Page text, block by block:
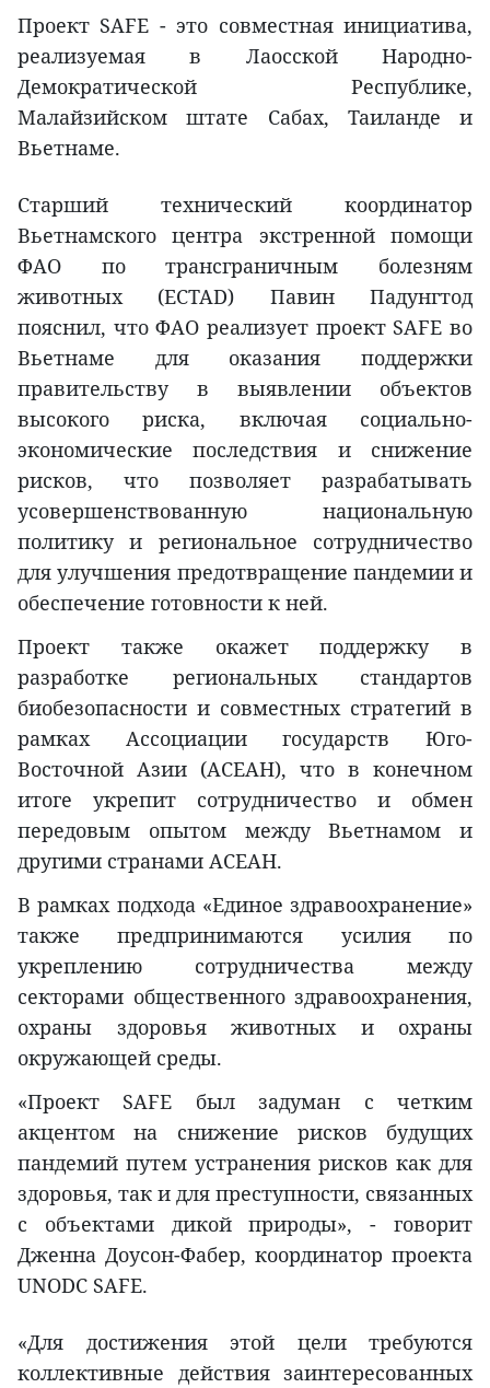
Проект SAFE - это совместная инициатива,
реализуемая в Лаосской Народно-
Демократической Республике,
Малайзийском штате Сабах, Таиланде и
Вьетнаме.
Старший технический координатор
Вьетнамского центра экстренной помощи
ФАО по трансграничным болезням
животных (ECTAD) Павин Падунгтод
пояснил, что ФАО реализует проект SAFE во
Вьетнаме для оказания поддержки
правительству в выявлении объектов
высокого риска, включая социально-
экономические последствия и снижение
рисков, что позволяет разрабатывать
усовершенствованную национальную
политику и региональное сотрудничество
для улучшения предотвращение пандемии и
обеспечение готовности к ней.
Проект также окажет поддержку в
разработке региональных стандартов
биобезопасности и совместных стратегий в
рамках Ассоциации государств Юго-
Восточной Азии (АСЕАН), что в конечном
итоге укрепит сотрудничество и обмен
передовым опытом между Вьетнамом и
другими странами АСЕАН.
В рамках подхода «Единое здравоохранение»
также предпринимаются усилия по
укреплению сотрудничества между
секторами общественного здравоохранения,
охраны здоровья животных и охраны
окружающей среды.
«Проект SAFE был задуман с четким
акцентом на снижение рисков будущих
пандемий путем устранения рисков как для
здоровья, так и для преступности, связанных
с объектами дикой природы», - говорит
Дженна Доусон-Фабер, координатор проекта
UNODC SAFE.
«Для достижения этой цели требуются
коллективные действия заинтересованных